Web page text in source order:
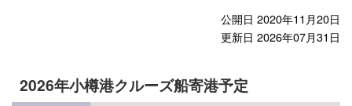
公開日 2020年11月20日
更新日 2026年07月31日
2026年小樽港クルーズ船寄港予定